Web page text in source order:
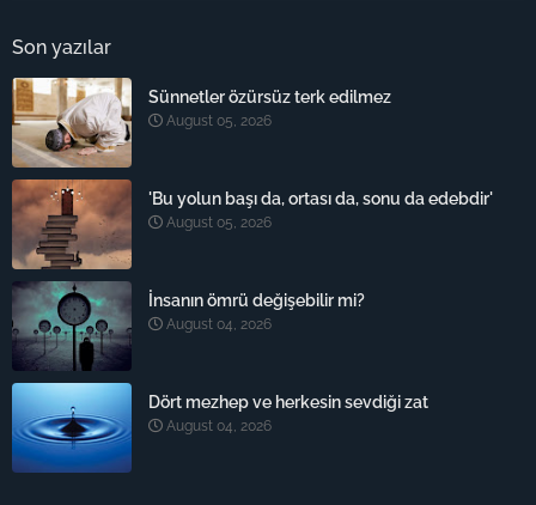
Son yazılar
Sünnetler özürsüz terk edilmez
August 05, 2026
'Bu yolun başı da, ortası da, sonu da edebdir'
August 05, 2026
İnsanın ömrü değişebilir mi?
August 04, 2026
Dört mezhep ve herkesin sevdiği zat
August 04, 2026